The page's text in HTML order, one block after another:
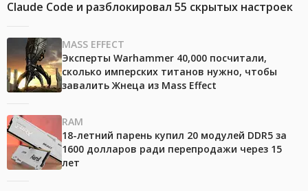
Claude Code и разблокировал 55 скрытых настроек
MASS EFFECT
Эксперты Warhammer 40,000 посчитали,
сколько имперских титанов нужно, чтобы
завалить Жнеца из Mass Effect
RAM
18-летний парень купил 20 модулей DDR5 за
1600 долларов ради перепродажи через 15
лет